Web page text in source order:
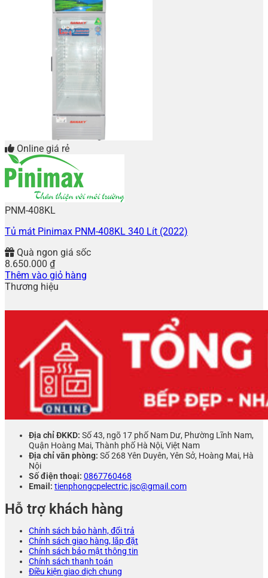
Online giá rẻ
PNM-408KL
Tủ mát Pinimax PNM-408KL 340 Lít (2022)
Quà ngon giá sốc
8.650.000 ₫
Thêm vào giỏ hàng
Thương hiệu
Địa chỉ ĐKKD: Số 43, ngõ 17 phố Nam Dư, Phường Lĩnh Nam,
Quận Hoàng Mai, Thành phố Hà Nội, Việt Nam
Địa chỉ văn phòng: Số 268 Yên Duyên, Yên Sở, Hoàng Mai, Hà
Nội
Số điện thoại: 0867760468
Email: tienphongcpelectric.jsc@gmail.com
Hỗ trợ khách hàng
Chính sách bảo hành, đổi trả
Chính sách giao hàng, lắp đặt
Chính sách bảo mật thông tin
Chính sách thanh toán
Điều kiện giao dịch chung